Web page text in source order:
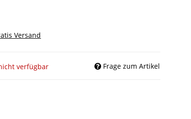
Versand
verfügbar Frage zum Artikel